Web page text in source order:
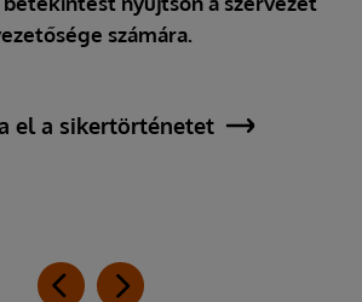
számára.
el a sikertörténetet